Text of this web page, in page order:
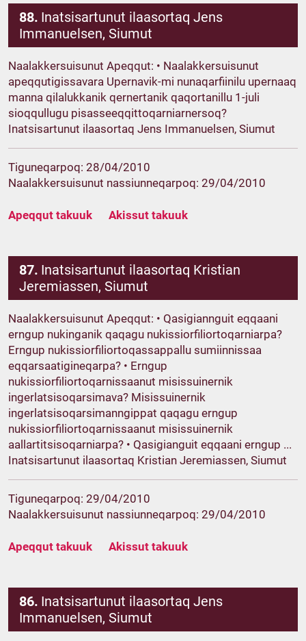
88. Inatsisartunut ilaasortaq Jens
Immanuelsen, Siumut
Naalakkersuisunut Apeqqut: • Naalakkersuisunut
apeqqutigissavara Upernavik-mi nunaqarfiinilu upernaaq
manna qilalukkanik qernertanik qaqortanillu 1-juli
sioqqullugu pisasseeqqittoqarniarnersoq?
Inatsisartunut ilaasortaq Jens Immanuelsen, Siumut
Tiguneqarpoq: 28/04/2010
Naalakkersuisunut nassiunneqarpoq: 29/04/2010
Apeqqut takuuk Akissut takuuk
87. Inatsisartunut ilaasortaq Kristian
Jeremiassen, Siumut
Naalakkersuisunut Apeqqut: • Qasigiannguit eqqaani
erngup nukinganik qaqagu nukissiorfiliortoqarniarpa?
Erngup nukissiorfiliortoqassappallu sumiinnissaa
eqqarsaatigineqarpa? • Erngup
nukissiorfiliortoqarnissaanut misissuinernik
ingerlatsisoqarsimava? Misissuinernik
ingerlatsisoqarsimanngippat qaqagu erngup
nukissiorfiliortoqarnissaanut misissuinernik
aallartitsisoqarniarpa? • Qasigianguit eqqaani erngup ...
Inatsisartunut ilaasortaq Kristian Jeremiassen, Siumut
Tiguneqarpoq: 29/04/2010
Naalakkersuisunut nassiunneqarpoq: 29/04/2010
Apeqqut takuuk Akissut takuuk
86. Inatsisartunut ilaasortaq Jens
Immanuelsen, Siumut